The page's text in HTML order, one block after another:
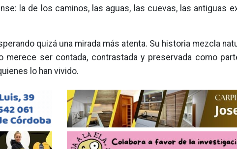
la de los caminos, las aguas, las cuevas, las antiguas
quizá una mirada más atenta. Su historia mezcla
merece ser contada, contrastada y preservada como
lo han vivido.